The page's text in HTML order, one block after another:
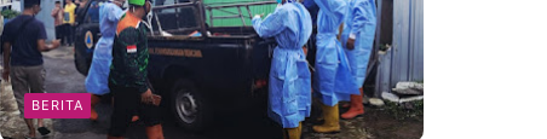
BERITA